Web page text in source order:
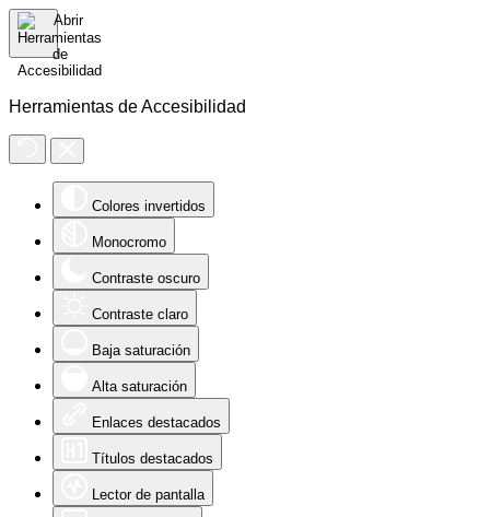
Herramientas de Accesibilidad
Colores invertidos
Monocromo
Contraste oscuro
Contraste claro
Baja saturación
Alta saturación
Enlaces destacados
Títulos destacados
Lector de pantalla